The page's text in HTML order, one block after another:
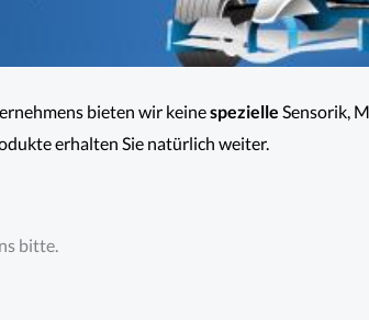
bieten wir keinespezielle Sensorik,
erhalten Sie natürlich weiter.
bitte.